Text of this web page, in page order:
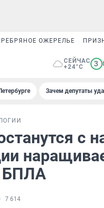
ОЖЕРЕЛЬЕ
СЕЙЧАС
+24°C
3
Зачем депутаты
с
БПЛА
7 614